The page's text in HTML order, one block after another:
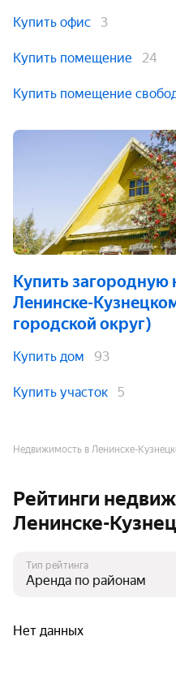
Купить офис 3
Купить помещение 24
Купить помещение
Купить
Ленинске-
городской округ)
Купить дом 93
Купить участок 5
Недвижимость в Ленинске-
Рейтинги
Ленинске-
Тип рейтинга
Нет данных